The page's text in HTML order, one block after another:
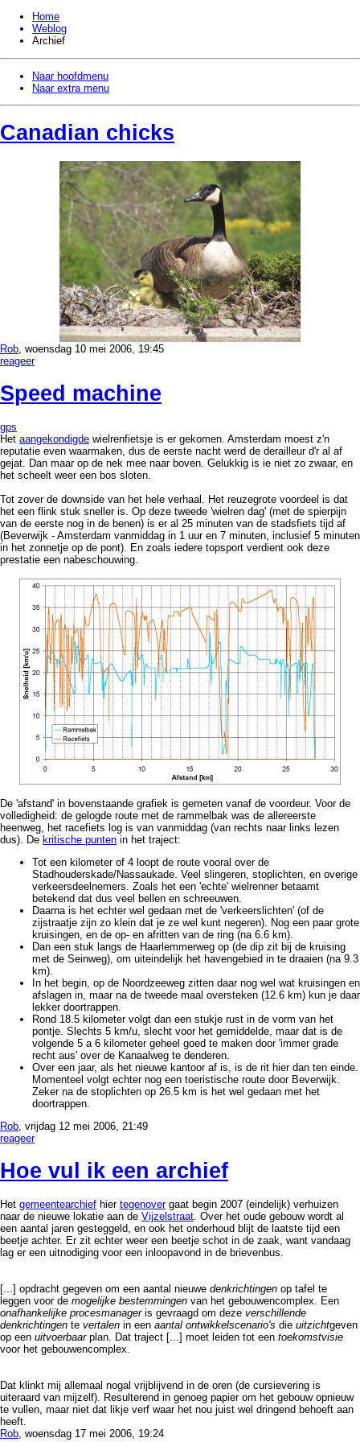
Home
Weblog
Archief
Naar hoofdmenu
Naar extra menu
Canadian chicks
Rob, woensdag 10 mei 2006, 19:45
reageer
Speed machine
gps
Het aangekondigde wielrenfietsje is er gekomen. Amsterdam moest z'n
reputatie even waarmaken, dus de eerste nacht werd de derailleur d'r al af
gejat. Dan maar op de nek mee naar boven. Gelukkig is ie niet zo zwaar, en
het scheelt weer een bos sloten.
Tot zover de downside van het hele verhaal. Het reuzegrote voordeel is dat
het een flink stuk sneller is. Op deze tweede 'wielren dag' (met de spierpijn
van de eerste nog in de benen) is er al 25 minuten van de stadsfiets tijd af
(Beverwijk - Amsterdam vanmiddag in 1 uur en 7 minuten, inclusief 5 minuten
in het zonnetje op de pont). En zoals iedere topsport verdient ook deze
prestatie een nabeschouwing.
De 'afstand' in bovenstaande grafiek is gemeten vanaf de voordeur. Voor de
volledigheid: de gelogde route met de rammelbak was de allereerste
heenweg, het racefiets log is van vanmiddag (van rechts naar links lezen
dus). De kritische punten in het traject:
Tot een kilometer of 4 loopt de route vooral over de
Stadhouderskade/Nassaukade. Veel slingeren, stoplichten, en overige
verkeersdeelnemers. Zoals het een 'echte' wielrenner betaamt
betekend dat dus veel bellen en schreeuwen.
Daarna is het echter wel gedaan met de 'verkeerslichten' (of de
zijstraatje zijn zo klein dat je ze wel kunt negeren). Nog een paar grote
kruisingen, en de op- en afritten van de ring (na 6.6 km).
Dan een stuk langs de Haarlemmerweg op (de dip zit bij de kruising
met de Seinweg), om uiteindelijk het havengebied in te draaien (na 9.3
km).
In het begin, op de Noordzeeweg zitten daar nog wel wat kruisingen en
afslagen in, maar na de tweede maal oversteken (12.6 km) kun je daar
lekker doortrappen.
Rond 18.5 kilometer volgt dan een stukje rust in de vorm van het
pontje. Slechts 5 km/u, slecht voor het gemiddelde, maar dat is de
volgende 5 a 6 kilometer geheel goed te maken door 'immer grade
recht aus' over de Kanaalweg te denderen.
Over een jaar, als het nieuwe kantoor af is, is de rit hier dan ten einde.
Momenteel volgt echter nog een toeristische route door Beverwijk.
Zeker na de stoplichten op 26.5 km is het wel gedaan met het
doortrappen.
Rob, vrijdag 12 mei 2006, 21:49
reageer
Hoe vul ik een archief
Het gemeentearchief hier tegenovergaat begin 2007 (eindelijk) verhuizen
naar de nieuwe lokatie aan de Vijzelstraat. Over het oude gebouw wordt al
een aantal jaren gesteggeld, en ook het onderhoud blijt de laatste tijd een
beetje achter. Er zit echter weer een beetje schot in de zaak, want vandaag
lag er een uitnodiging voor een inloopavond in de brievenbus.
[...] opdracht gegeven om een aantal nieuwe denkrichtingen op tafel te
leggen voor de mogelijke bestemmingen van het gebouwencomplex. Een
onafhankelijke procesmanageris gevraagd om deze verschillende
denkrichtingen te vertalen in een aantal ontwikkelscenario's die uitzichtgeven
op een uitvoerbaarplan. Dat traject [...] moet leiden tot een toekomstvisie
voor het gebouwencomplex.
Dat klinkt mij allemaal nogal vrijblijvend in de oren (de cursievering is
uiteraard van mijzelf). Resulterend in genoeg papier om het gebouw opnieuw
te vullen, maar niet dat likje verf waar het nou juist wel dringend behoeft aan
heeft.
Rob, woensdag 17 mei 2006, 19:24